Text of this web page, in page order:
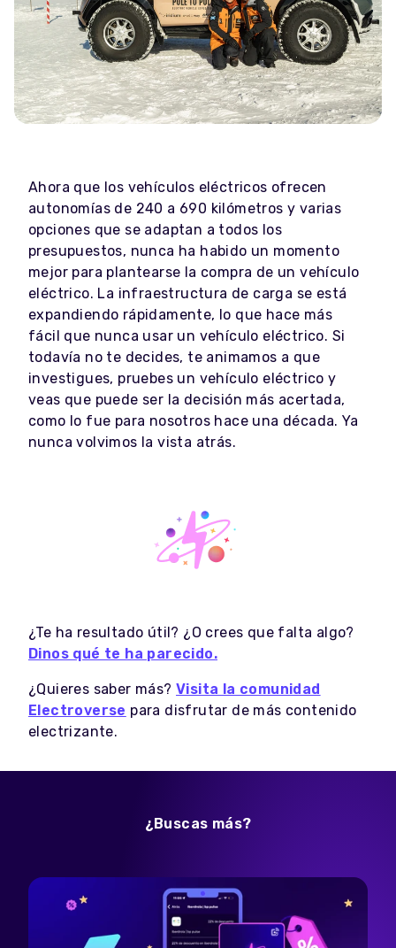
Ahora que los vehículos eléctricos ofrecen
autonomías de 240 a 690 kilómetros y varias
opciones que se adaptan a todos los
presupuestos, nunca ha habido un momento
mejor para plantearse la compra de un vehículo
eléctrico. La infraestructura de carga se está
expandiendo rápidamente, lo que hace más
fácil que nunca usar un vehículo eléctrico. Si
todavía no te decides, te animamos a que
investigues, pruebes un vehículo eléctrico y
veas que puede ser la decisión más acertada,
como lo fue para nosotros hace una década. Ya
nunca volvimos la vista atrás.
¿Te ha resultado útil? ¿O crees que falta algo?
Dinos qué te ha parecido.
¿Quieres saber más? Visita la comunidad
Electroverse para disfrutar de más contenido
electrizante.
¿Buscas más?